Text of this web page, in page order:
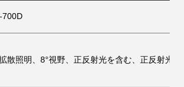
700D
散照明、8°視野、正反射光を含む、正反射光